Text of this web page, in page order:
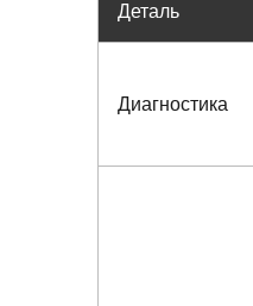
Деталь
Диагностика